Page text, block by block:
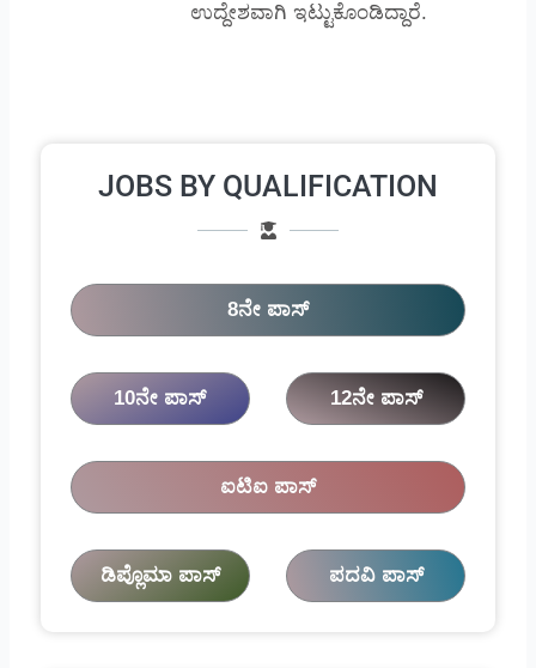
ಉದ್ದೇಶವಾಗಿ ಇಟ್ಟುಕೊಂಡಿದ್ದಾರೆ.
JOBS BY QUALIFICATION
8ನೇ ಪಾಸ್
10ನೇ ಪಾಸ್ 12ನೇ ಪಾಸ್
ಐಟಿಐ ಪಾಸ್
ಡಿಪ್ಲೊಮಾ ಪಾಸ್ ಪದವಿ ಪಾಸ್